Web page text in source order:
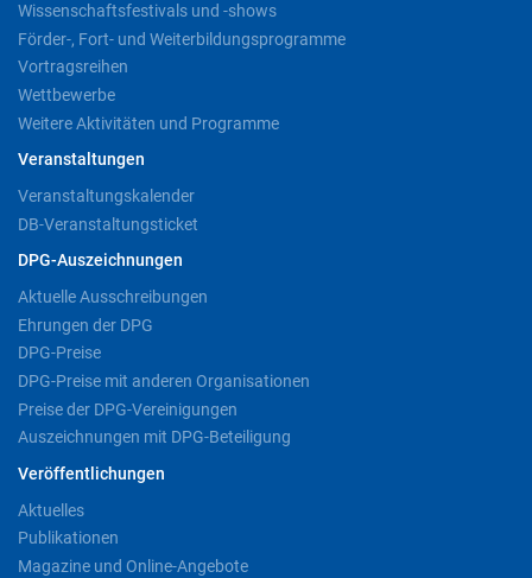
Wissenschaftsfestivals und -shows
Förder-, Fort- und Weiterbildungsprogramme
Vortragsreihen
Wettbewerbe
Weitere Aktivitäten und Programme
Veranstaltungen
Veranstaltungskalender
DB-Veranstaltungsticket
DPG-Auszeichnungen
Aktuelle Ausschreibungen
Ehrungen der DPG
DPG-Preise
DPG-Preise mit anderen Organisationen
Preise der DPG-Vereinigungen
Auszeichnungen mit DPG-Beteiligung
Veröffentlichungen
Aktuelles
Publikationen
Magazine und Online-Angebote